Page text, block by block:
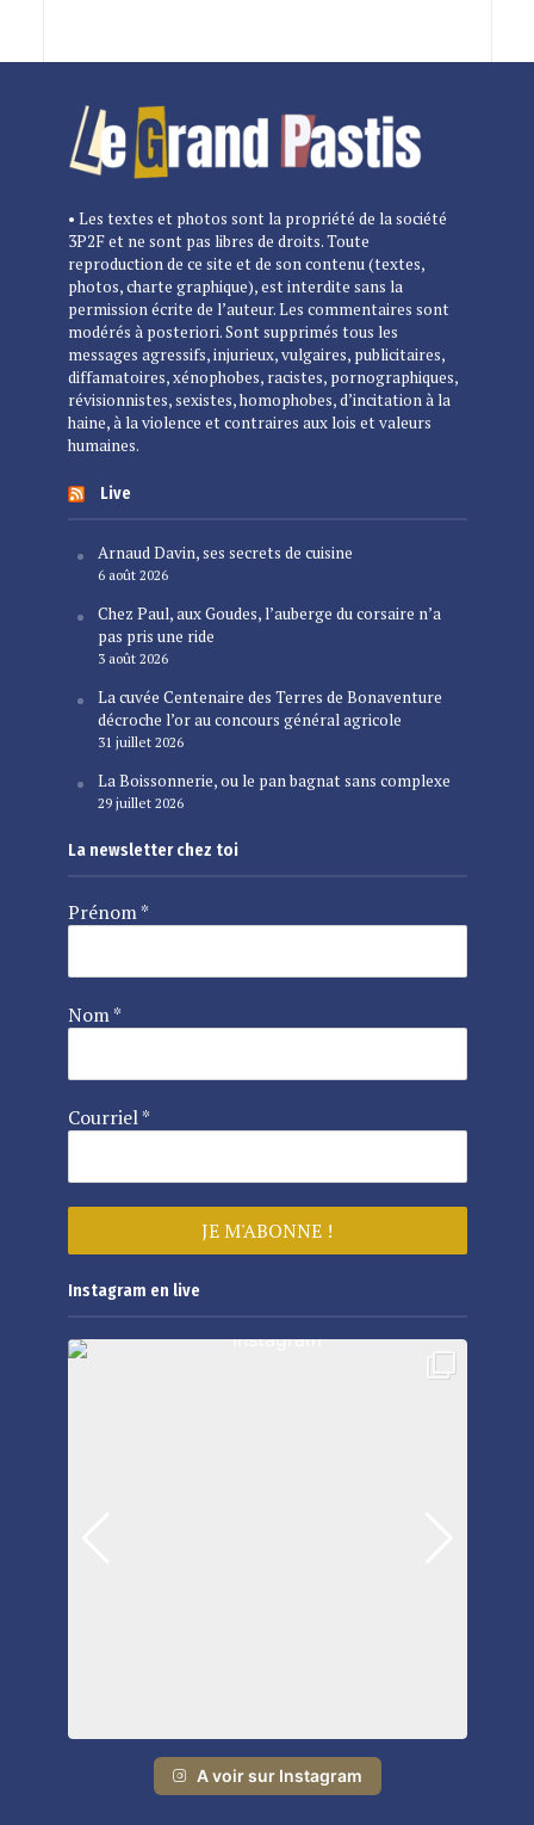
• Les textes et photos sont la propriété de la société
3P2F et ne sont pas libres de droits. Toute
reproduction de ce site et de son contenu (textes,
photos, charte graphique), est interdite sans la
permission écrite de l’auteur. Les commentaires sont
modérés à posteriori. Sont supprimés tous les
messages agressifs, injurieux, vulgaires, publicitaires,
diffamatoires, xénophobes, racistes, pornographiques,
révisionnistes, sexistes, homophobes, d’incitation à la
haine, à la violence et contraires aux lois et valeurs
humaines.
Live
Arnaud Davin, ses secrets de cuisine
6 août 2026
Chez Paul, aux Goudes, l’auberge du corsaire n’a
pas pris une ride
3 août 2026
La cuvée Centenaire des Terres de Bonaventure
décroche l’or au concours général agricole
31 juillet 2026
La Boissonnerie, ou le pan bagnat sans complexe
29 juillet 2026
La newsletter chez toi
Prénom*
Nom*
Courriel*
Instagram en live
A voir sur Instagram